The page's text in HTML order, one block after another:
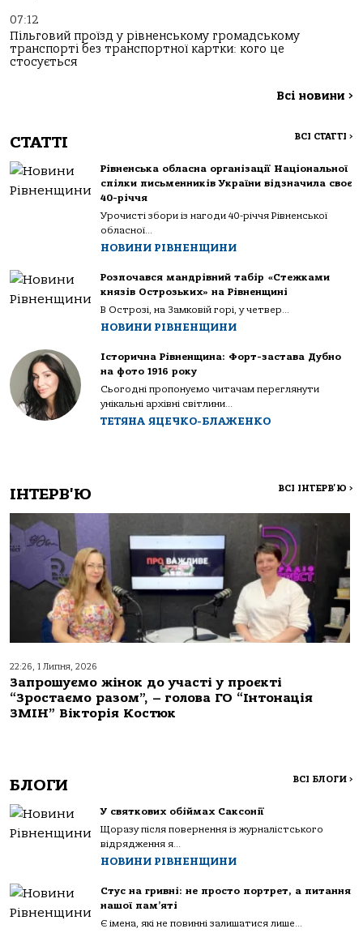
07:12
Пільговий проїзд у рівненському громадському
транспорті без транспортної картки: кого це
стосується
Всі новини >
СТАТТІ ВСІ СТАТТІ >
Рівненська обласна організації Національної
спілки письменників України відзначила своє
40-річчя
Урочисті збори із нагоди 40-річчя Рівненської
обласної...
НОВИНИ РІВНЕНЩИНИ
Розпочався мандрівний табір «Стежками
князів Острозьких» на Рівненщині
В Острозі, на Замковій горі, у четвер...
НОВИНИ РІВНЕНЩИНИ
Історична Рівненщина: Форт-застава Дубно
на фото 1916 року
Сьогодні пропонуємо читачам переглянути
унікальні архівні світлини...
ТЕТЯНА ЯЦЕЧКО-БЛАЖЕНКО
ІНТЕРВ'Ю ВСІ ІНТЕРВ'Ю >
22:26, 1 Липня, 2026
Запрошуємо жінок до участі у проєкті
“Зростаємо разом”, – голова ГО “Інтонація
ЗМІН” Вікторія Костюк
БЛОГИ ВСІ БЛОГИ >
У святкових обіймах Саксонії
Щоразу після повернення із журналістського
відрядження я...
НОВИНИ РІВНЕНЩИНИ
Стус на гривні: не просто портрет, а питання
нашої пам’яті
Є імена, які не повинні залишатися лише...